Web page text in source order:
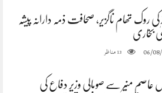
روک تھام ناگزیر، صحافت ذمہ دارانہ پیشہ
بخاری
06/
13مناظر
عاصم منیر سے صومالی وزیر دفاع کی